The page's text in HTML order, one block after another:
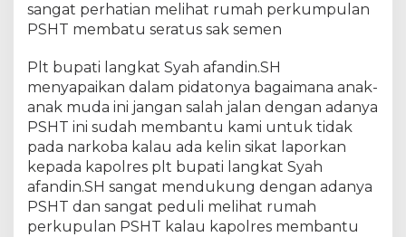
sangat perhatian melihat rumah perkumpulan
PSHT membatu seratus sak semen
Plt bupati langkat Syah afandin.SH
menyapaikan dalam pidatonya bagaimana anak-
anak muda ini jangan salah jalan dengan adanya
PSHT ini sudah membantu kami untuk tidak
pada narkoba kalau ada kelin sikat laporkan
kepada kapolres plt bupati langkat Syah
afandin.SH sangat mendukung dengan adanya
PSHT dan sangat peduli melihat rumah
perkupulan PSHT kalau kapolres membantu